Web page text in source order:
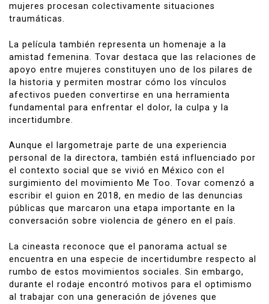
mujeres procesan colectivamente situaciones
traumáticas.
La película también representa un homenaje a la
amistad femenina. Tovar destaca que las relaciones de
apoyo entre mujeres constituyen uno de los pilares de
la historia y permiten mostrar cómo los vínculos
afectivos pueden convertirse en una herramienta
fundamental para enfrentar el dolor, la culpa y la
incertidumbre.
Aunque el largometraje parte de una experiencia
personal de la directora, también está influenciado por
el contexto social que se vivió en México con el
surgimiento del movimiento Me Too. Tovar comenzó a
escribir el guion en 2018, en medio de las denuncias
públicas que marcaron una etapa importante en la
conversación sobre violencia de género en el país.
La cineasta reconoce que el panorama actual se
encuentra en una especie de incertidumbre respecto al
rumbo de estos movimientos sociales. Sin embargo,
durante el rodaje encontró motivos para el optimismo
al trabajar con una generación de jóvenes que